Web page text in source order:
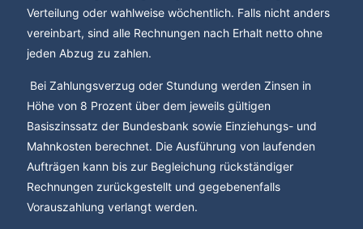
Verteilung oder wahlweise wöchentlich. Falls nicht anders
vereinbart, sind alle Rechnungen nach Erhalt netto ohne
jeden Abzug zu zahlen.
Bei Zahlungsverzug oder Stundung werden Zinsen in
Höhe von 8 Prozent über dem jeweils gültigen
Basiszinssatz der Bundesbank sowie Einziehungs- und
Mahnkosten berechnet. Die Ausführung von laufenden
Aufträgen kann bis zur Begleichung rückständiger
Rechnungen zurückgestellt und gegebenenfalls
Vorauszahlung verlangt werden.